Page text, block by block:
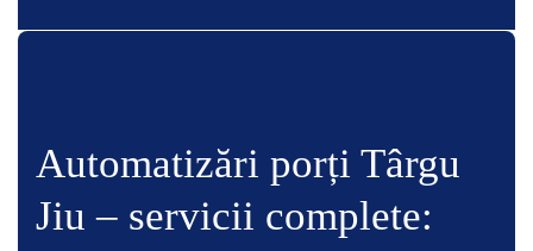
Automatizări porți Târgu
Jiu – servicii complete: